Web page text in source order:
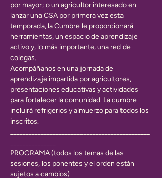
por mayor; o un agricultor interesado en
lanzar una CSA por primera vez esta
temporada, la Cumbre le proporcionará
herramientas, un espacio de aprendizaje
activo y, lo más importante, una red de
colegas.
Acompáñanos en una jornada de
aprendizaje impartida por agricultores,
presentaciones educativas y actividades
para fortalecer la comunidad. La cumbre
incluirá refrigerios y almuerzo para todos los
inscritos.
PROGRAMA (todos los temas de las
sesiones, los ponentes y el orden están
sujetos a cambios)